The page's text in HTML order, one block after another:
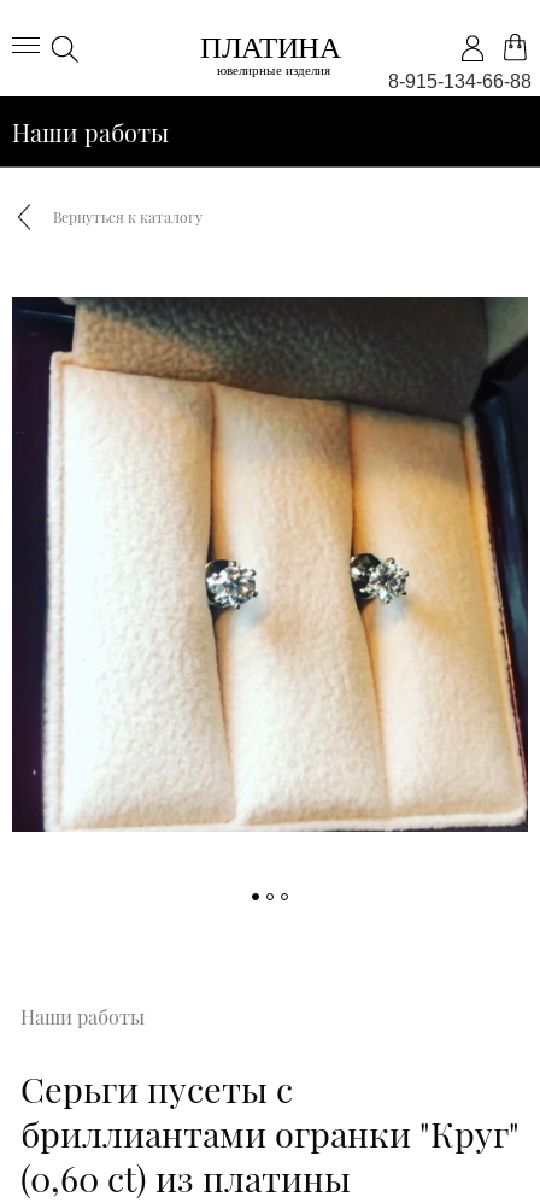
8-915-134-66-88
Наши работы
Вернуться к каталогу
Наши работы
Серьги пусеты с
бриллиантами огранки "Круг"
(0,60 ct) из платины